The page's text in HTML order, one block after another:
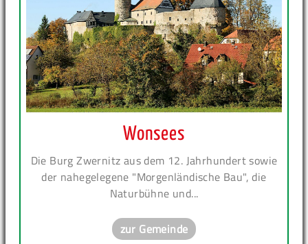
Wonsees
Die Burg Zwernitz aus dem 12. Jahrhundert sowie
der nahegelegene "Morgenländische Bau", die
Naturbühne und...
zur Gemeinde